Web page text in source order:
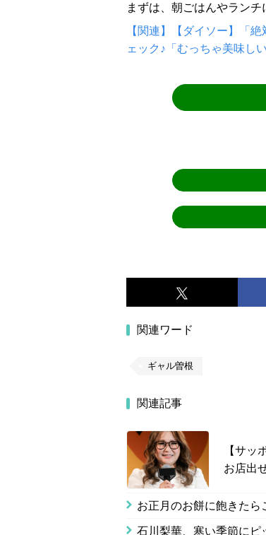
まずは、朝ごはんやラン
【関連】【ダイソー】「
ェック♪「むっちゃ美味しい
関連ワード
ギャル曽根
関連記事
【サッ
お店出
お正月のお餅に飽きたら
石川梨華、寒い季節にピ